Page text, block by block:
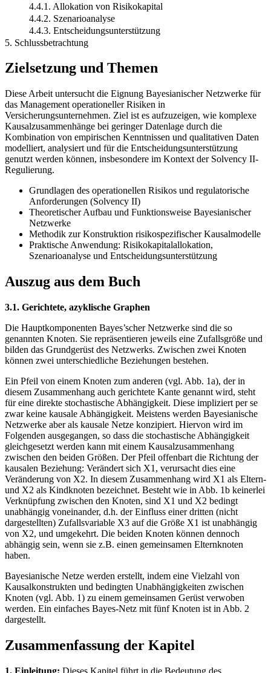
4.4.1. Allokation von Risikokapital
4.4.2. Szenarioanalyse
4.4.3. Entscheidungsunterstützung
5. Schlussbetrachtung
Zielsetzung und Themen
Diese Arbeit untersucht die Eignung Bayesianischer Netzwerke für
das Management operationeller Risiken in
Versicherungsunternehmen. Ziel ist es aufzuzeigen, wie komplexe
Kausalzusammenhänge bei geringer Datenlage durch die
Kombination von empirischen Kenntnissen und qualitativen Daten
modelliert, analysiert und für die Entscheidungsunterstützung
genutzt werden können, insbesondere im Kontext der Solvency II-
Regulierung.
Grundlagen des operationellen Risikos und regulatorische
Anforderungen (Solvency II)
Theoretischer Aufbau und Funktionsweise Bayesianischer
Netzwerke
Methodik zur Konstruktion risikospezifischer Kausalmodelle
Praktische Anwendung: Risikokapitalallokation,
Szenarioanalyse und Entscheidungsunterstützung
Auszug aus dem Buch
3.1. Gerichtete, azyklische Graphen
Die Hauptkomponenten Bayes’scher Netzwerke sind die so
genannten Knoten. Sie repräsentieren jeweils eine Zufallsgröße und
bilden das Grundgerüst des Netzwerks. Zwischen zwei Knoten
können zwei unterschiedliche Beziehungen bestehen.
Ein Pfeil von einem Knoten zum anderen (vgl. Abb. 1a), der in
diesem Zusammenhang auch gerichtete Kante genannt wird, steht
für eine direkte stochastische Abhängigkeit. Diese impliziert per se
zwar keine kausale Abhängigkeit. Meistens werden Bayesianische
Netzwerke aber als kausale Netze konzipiert. Hiervon wird im
Folgenden ausgegangen, so dass die stochastische Abhängigkeit
gleichgesetzt werden kann mit einem Kausalzusammenhang
zwischen den beiden Größen. Der Pfeil offenbart die Richtung der
kausalen Beziehung: Verändert sich X1, verursacht dies eine
Veränderung von X2. In diesem Zusammenhang wird X1 als Eltern-
und X2 als Kindknoten bezeichnet. Besteht wie in Abb. 1b keinerlei
Verknüpfung zwischen den Knoten, sind X1 und X2 bedingt
unabhängig voneinander, d.h. der Einfluss einer dritten (nicht
dargestellten) Zufallsvariable X3 auf die Größe X1 ist unabhängig
von X2, und umgekehrt. Die beiden Knoten können dennoch
abhängig sein, wenn sie z.B. einen gemeinsamen Elternknoten
haben.
Bayesianische Netze werden erstellt, indem eine Vielzahl von
Kausalkonstrukten und bedingten Unabhängigkeiten zwischen
Knoten (vgl. Abb. 1) zu einem gemeinsamen Gerüst verwoben
werden. Ein einfaches Bayes-Netz mit fünf Knoten ist in Abb. 2
dargestellt.
Zusammenfassung der Kapitel
1. Einleitung: Dieses Kapitel führt in die Bedeutung des